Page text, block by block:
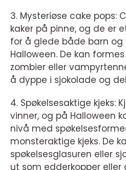
3. Mysteriøse cake pops:
kaker på pinne, og de er
for å glede både barn og
Halloween. De kan
zombier eller
å dyppe i sjokolade og
4. Spøkelsesaktige kjeks:
vinner, og på Halloween
nivå med
monsteraktige kjeks. De
spøkelsesglasuren eller
ut som edderkopper eller